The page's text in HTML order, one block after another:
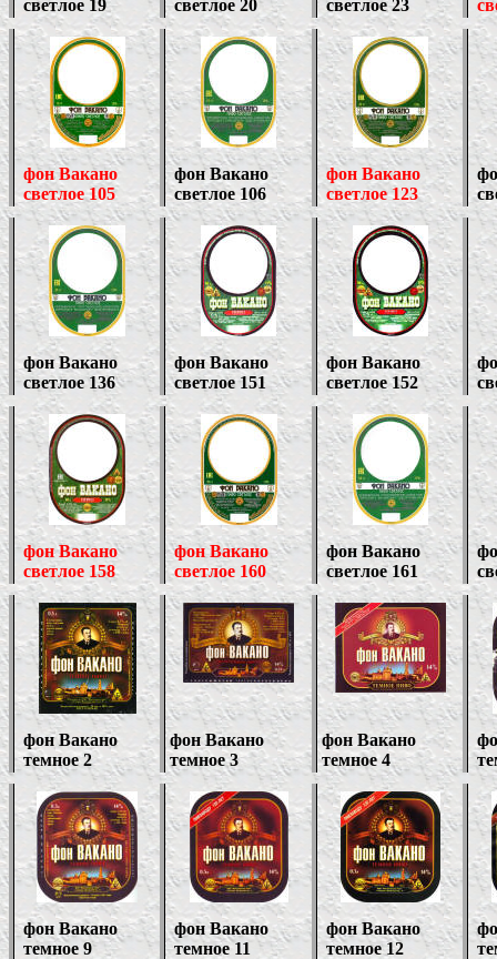
светлое 19 светлое 20 светлое 23
фон Вакано
светлое 105
фон Вакано
светлое 106
фон Вакано
светлое 123
фон Вакано
светлое 136
фон Вакано
светлое 151
фон Вакано
светлое 152
фон Вакано
светлое 158
фон Вакано
светлое 160
фон Вакано
светлое 161
фон Вакано
темное 2
фон Вакано
темное 3
фон Вакано
темное 4
фон Вакано
темное 9
фон Вакано
темное 11
фон Вакано
темное 12